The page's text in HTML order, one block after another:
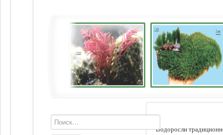
Водоросли